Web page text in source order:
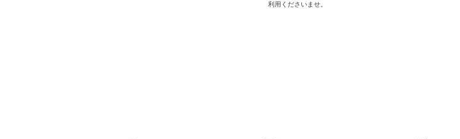
利用くださいませ。